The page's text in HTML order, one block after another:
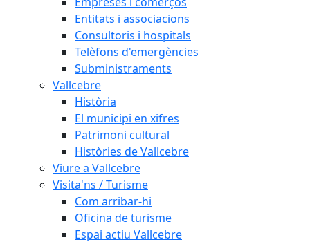
Entitats i associacions
Consultoris i hospitals
Telèfons d'emergències
Subministraments
Vallcebre
Història
El municipi en xifres
Patrimoni cultural
Històries de Vallcebre
Viure a Vallcebre
Visita'ns / Turisme
Com arribar-hi
Oficina de turisme
Espai actiu Vallcebre